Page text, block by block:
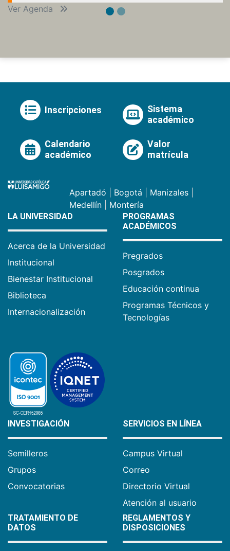
Ver Agenda
Inscripciones
Sistema
académico
Calendario
académico
Valor
matrícula
Apartadó Bogotá Manizales
Medellín
Montería
LA UNIVERSIDAD
Acerca de la Universidad
Institucional
Bienestar Institucional
Biblioteca
Internacionalización
PROGRAMAS
ACADÉMICOS
Pregrados
Posgrados
Educación continua
Programas Técnicos y
Tecnologías
INVESTIGACIÓN
Semilleros
Grupos
Convocatorias
SERVICIOS EN LÍNEA
Campus Virtual
Correo
Directorio Virtual
Atención al usuario
TRATAMIENTO DE
DATOS
REGLAMENTOS Y
DISPOSICIONES